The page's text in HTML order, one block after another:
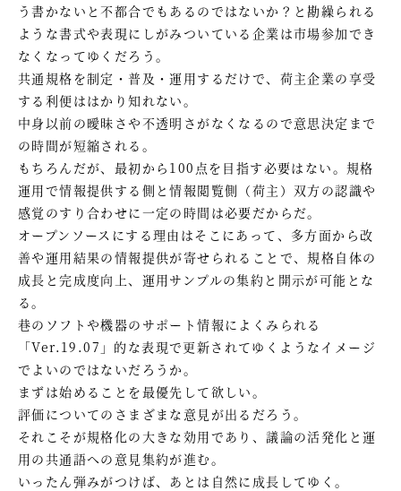
う書かないと不都合でもあるのではないか？と勘繰られる
ような書式や表現にしがみついている企業は市場参加でき
なくなってゆくだろう。
共通規格を制定・普及・運用するだけで、荷主企業の享受
する利便ははかり知れない。
中身以前の曖昧さや不透明さがなくなるので意思決定まで
の時間が短縮される。
もちろんだが、最初から100点を目指す必要はない。規格
運用で情報提供する側と情報閲覧側（荷主）双方の認識や
感覚のすり合わせに一定の時間は必要だからだ。
オープンソースにする理由はそこにあって、多方面から改
善や運用結果の情報提供が寄せられることで、規格自体の
成長と完成度向上、運用サンプルの集約と開示が可能とな
る。
巷のソフトや機器のサポート情報によくみられる
「Ver.19.07」的な表現で更新されてゆくようなイメージ
でよいのではないだろうか。
まずは始めることを最優先して欲しい。
評価についてのさまざまな意見が出るだろう。
それこそが規格化の大きな効用であり、議論の活発化と運
用の共通語への意見集約が進む。
いったん弾みがつけば、あとは自然に成長してゆく。